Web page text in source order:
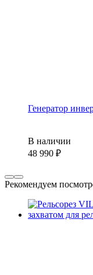
Генератор
В наличии
48 990
Рекомендуем